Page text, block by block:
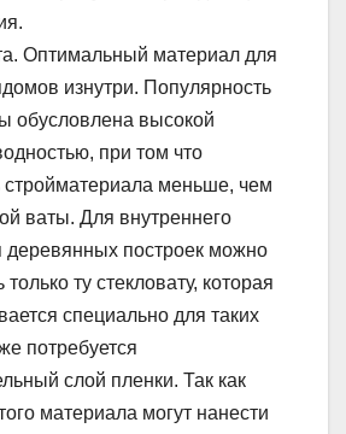
Оптимальный материал для
изнутри. Популярность
обусловлена высокой
при том что
стройматериала меньше, чем
ваты. Для внутреннего
деревянных построек можно
ту стекловату, которая
специально для таких
потребуется
слой пленки. Так как
материала могут нанести